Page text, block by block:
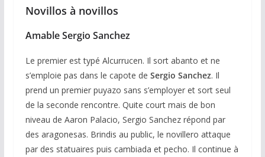
Novillos à novillos
AmableSergio Sanchez
Le premier est typé Alcurrucen. Il sort abanto et ne
s’emploie pas dans le capote de Sergio Sanchez. Il
prend un premier puyazo sans s’employer et sort seul
de la seconde rencontre. Quite court mais de bon
niveau de Aaron Palacio, Sergio Sanchez répond par
des aragonesas. Brindis au public, le novillero attaque
par des statuaires puis cambiada et pecho. Il continue à